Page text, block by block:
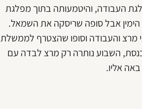
העבודה, והיטמעותה בתוך מפלגת
הימין אבל סופה שריסקה את השמאל.
מרצ והעבודה וסופו שהצטרף לממשלת
כנסת, השבוע נותרה רק מרצ לבדה עם
אליו.